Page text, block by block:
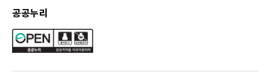
공공누리